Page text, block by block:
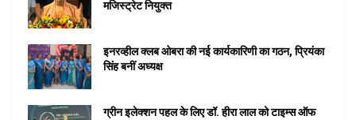
मजिस्ट्रेट नियुक्त
इनरव्हील क्लब ओबरा की नई कार्यकारिणी का गठन, प्रियंका
सिंह बनीं अध्यक्ष
ग्रीन इलेक्शन पहल के लिए डॉ. हीरा लाल को टाइम्स ऑफ